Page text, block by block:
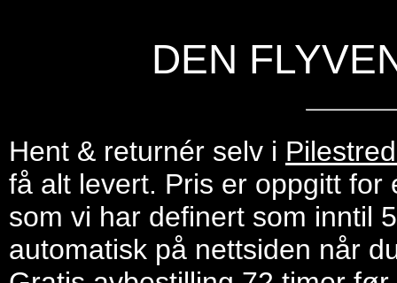
DEN
Hent & returnér selv i
få alt levert. Pris er oppgitt
som vi har definert som inntil
automatisk på nettsiden når